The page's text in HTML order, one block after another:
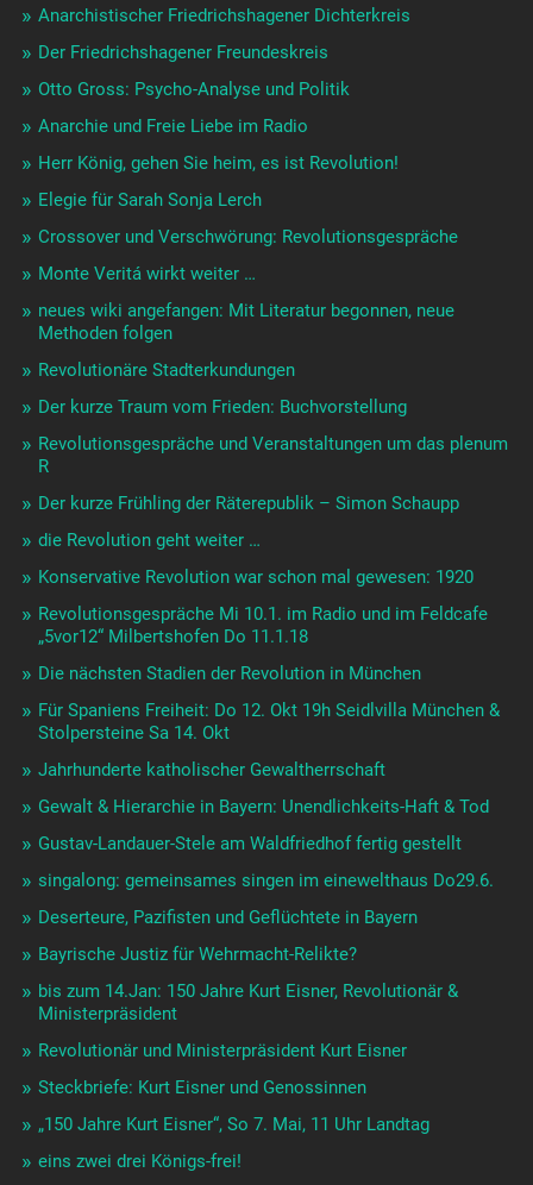
Anarchistischer Friedrichshagener Dichterkreis
Der Friedrichshagener Freundeskreis
Otto Gross: Psycho-Analyse und Politik
Anarchie und Freie Liebe im Radio
Herr König, gehen Sie heim, es ist Revolution!
Elegie für Sarah Sonja Lerch
Crossover und Verschwörung: Revolutionsgespräche
Monte Veritá wirkt weiter …
neues wiki angefangen: Mit Literatur begonnen, neue
Methoden folgen
Revolutionäre Stadterkundungen
Der kurze Traum vom Frieden: Buchvorstellung
Revolutionsgespräche und Veranstaltungen um das plenum
R
Der kurze Frühling der Räterepublik – Simon Schaupp
die Revolution geht weiter …
Konservative Revolution war schon mal gewesen: 1920
Revolutionsgespräche Mi 10.1. im Radio und im Feldcafe
„5vor12“ Milbertshofen Do 11.1.18
Die nächsten Stadien der Revolution in München
Für Spaniens Freiheit: Do 12. Okt 19h Seidlvilla München &
Stolpersteine Sa 14. Okt
Jahrhunderte katholischer Gewaltherrschaft
Gewalt & Hierarchie in Bayern: Unendlichkeits-Haft & Tod
Gustav-Landauer-Stele am Waldfriedhof fertig gestellt
singalong: gemeinsames singen im einewelthaus Do29.6.
Deserteure, Pazifisten und Geflüchtete in Bayern
Bayrische Justiz für Wehrmacht-Relikte?
bis zum 14.Jan: 150 Jahre Kurt Eisner, Revolutionär &
Ministerpräsident
Revolutionär und Ministerpräsident Kurt Eisner
Steckbriefe: Kurt Eisner und Genossinnen
„150 Jahre Kurt Eisner“, So 7. Mai, 11 Uhr Landtag
eins zwei drei Königs-frei!